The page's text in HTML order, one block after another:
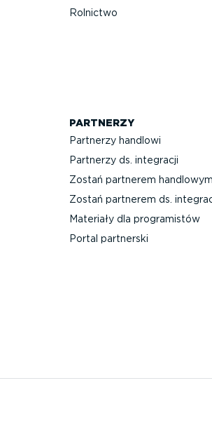
Rolnictwo
PARTNERZY
Partnerzy handlowi
Partnerzy ds. integracji
Zostań partnerem handlowym
Zostań partnerem ds.
Materiały dla progra­mistów
Portal partnerski